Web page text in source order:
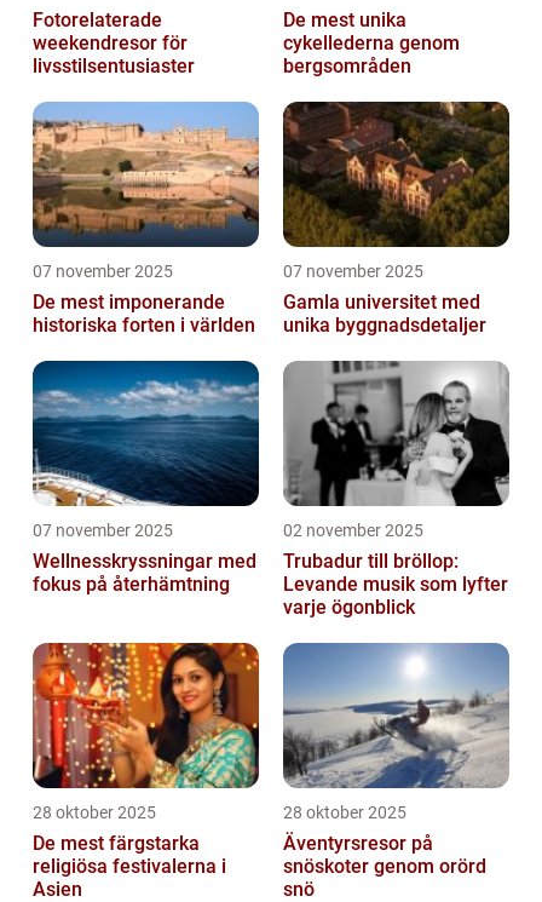
Fotorelaterade
weekendresor för
livsstilsentusiaster
De mest unika
cykellederna genom
bergsområden
07 november 2025
De mest imponerande
historiska forten i världen
07 november 2025
Gamla universitet med
unika byggnadsdetaljer
07 november 2025
Wellnesskryssningar med
fokus på återhämtning
02 november 2025
Trubadur till bröllop:
Levande musik som lyfter
varje ögonblick
28 oktober 2025
De mest färgstarka
religiösa festivalerna i
Asien
28 oktober 2025
Äventyrsresor på
snöskoter genom orörd
snö